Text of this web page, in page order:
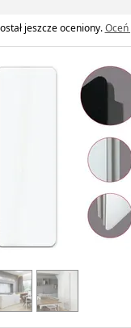
jeszcze oceniony.